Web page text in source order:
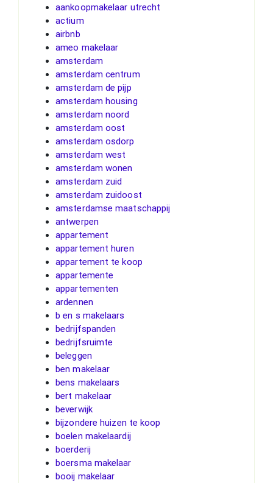
aankoopmakelaar utrecht
actium
airbnb
ameo makelaar
amsterdam
amsterdam centrum
amsterdam de pijp
amsterdam housing
amsterdam noord
amsterdam oost
amsterdam osdorp
amsterdam west
amsterdam wonen
amsterdam zuid
amsterdam zuidoost
amsterdamse maatschappij
antwerpen
appartement
appartement huren
appartement te koop
appartemente
appartementen
ardennen
b en s makelaars
bedrijfspanden
bedrijfsruimte
beleggen
ben makelaar
bens makelaars
bert makelaar
beverwijk
bijzondere huizen te koop
boelen makelaardij
boerderij
boersma makelaar
booij makelaar